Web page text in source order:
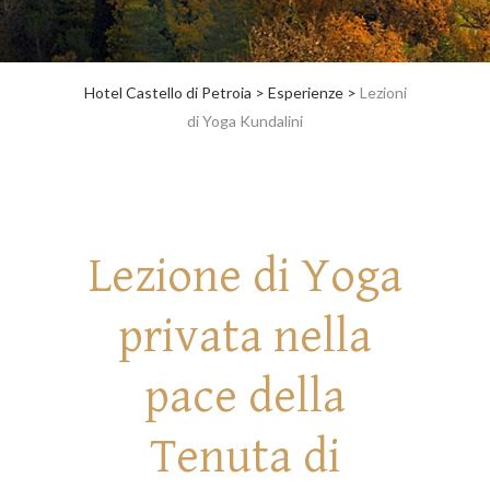
Hotel Castello di Petroia > Esperienze> Lezioni
di Yoga Kundalini
Lezione di Yoga
privata nella
pace della
Tenuta di